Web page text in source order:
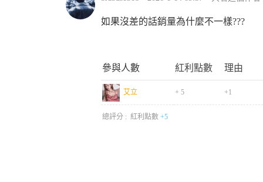
如果沒差的話銷量為什麼不一樣???
參與人數 紅利點數 理由
艾立 + 5 +1
總評分 : 紅利點數 +5